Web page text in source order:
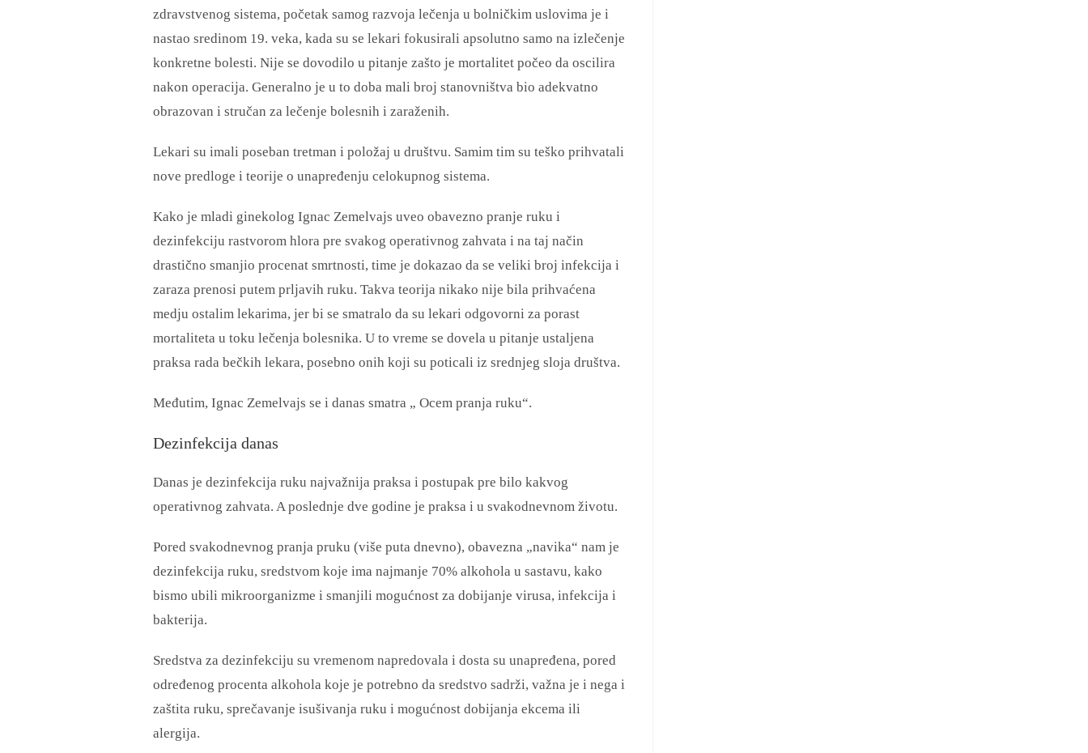
zdravstvenog sistema, početak samog razvoja lečenja u bolničkim uslovima je i
nastao sredinom 19. veka, kada su se lekari fokusirali apsolutno samo na izlečenje
konkretne bolesti. Nije se dovodilo u pitanje zašto je mortalitet počeo da oscilira
nakon operacija. Generalno je u to doba mali broj stanovništva bio adekvatno
obrazovan i stručan za lečenje bolesnih i zaraženih.
Lekari su imali poseban tretman i položaj u društvu. Samim tim su teško prihvatali
nove predloge i teorije o unapređenju celokupnog sistema.
Kako je mladi ginekolog Ignac Zemelvajs uveo obavezno pranje ruku i
dezinfekciju rastvorom hlora pre svakog operativnog zahvata i na taj način
drastično smanjio procenat smrtnosti, time je dokazao da se veliki broj infekcija i
zaraza prenosi putem prljavih ruku. Takva teorija nikako nije bila prihvaćena
medju ostalim lekarima, jer bi se smatralo da su lekari odgovorni za porast
mortaliteta u toku lečenja bolesnika. U to vreme se dovela u pitanje ustaljena
praksa rada bečkih lekara, posebno onih koji su poticali iz srednjeg sloja društva.
Međutim, Ignac Zemelvajs se i danas smatra „ Ocem pranja ruku“.
Dezinfekcija danas
Danas je dezinfekcija ruku najvažnija praksa i postupak pre bilo kakvog
operativnog zahvata. A poslednje dve godine je praksa i u svakodnevnom životu.
Pored svakodnevnog pranja pruku (više puta dnevno), obavezna „navika“ nam je
dezinfekcija ruku, sredstvom koje ima najmanje 70% alkohola u sastavu, kako
bismo ubili mikroorganizme i smanjili mogućnost za dobijanje virusa, infekcija i
bakterija.
Sredstva za dezinfekciju su vremenom napredovala i dosta su unapređena, pored
određenog procenta alkohola koje je potrebno da sredstvo sadrži, važna je i nega i
zaštita ruku, sprečavanje isušivanja ruku i mogućnost dobijanja ekcema ili
alergija.